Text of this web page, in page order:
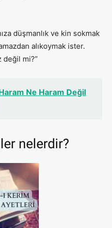
düşmanlık ve kin sokmak
alıkoymak ister.
değil mi?”
Ne Haram Değil
nelerdir?